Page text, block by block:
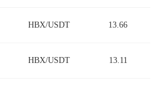
HBX/USDT 13.66
HBX/USDT 13.11